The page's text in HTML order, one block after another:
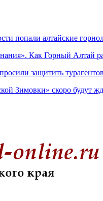
попали алтайские
Как Горный Алтай
защитить
Зимовки» скоро будут